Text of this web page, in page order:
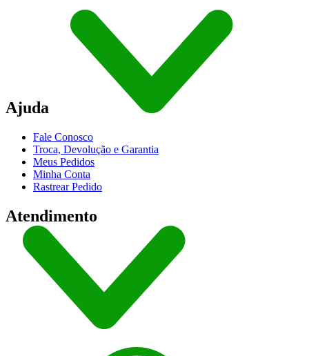
Ajuda
Fale Conosco
Troca, Devolução e Garantia
Meus Pedidos
Minha Conta
Rastrear Pedido
Atendimento